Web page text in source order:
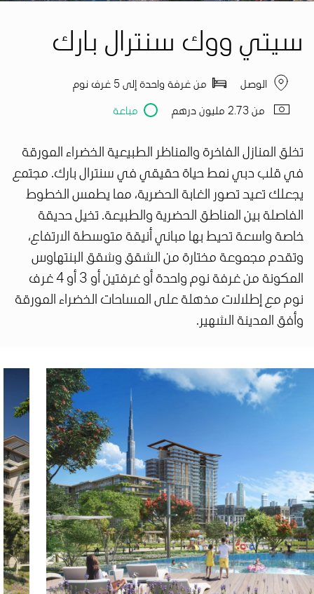
سيتي ووك سنترال بارك
الوصل
من غرفة واحدة إلى 5 غرف نوم
من 2.73 مليون درهم
مباعة
تخلق المنازل الفاخرة والمناظر الطبيعية الخضراء المورقة
في قلب دبي نمط حياة حقيقي في سنترال بارك. مجتمع
يجعلك تعيد تصور الغابة الحضرية، مما يطمس الخطوط
الفاصلة بين المناطق الحضرية والطبيعة. تخيل حديقة
خاصة واسعة تحيط بها مباني أنيقة متوسطة الارتفاع،
وتقدم مجموعة مختارة من الشقق وشقق البنتهاوس
المكونة من غرفة نوم واحدة أو غرفتين أو 3 أو 4 غرف
نوم مع إطلالات مذهلة على المساحات الخضراء المورقة
وأفق المدينة الشهير.